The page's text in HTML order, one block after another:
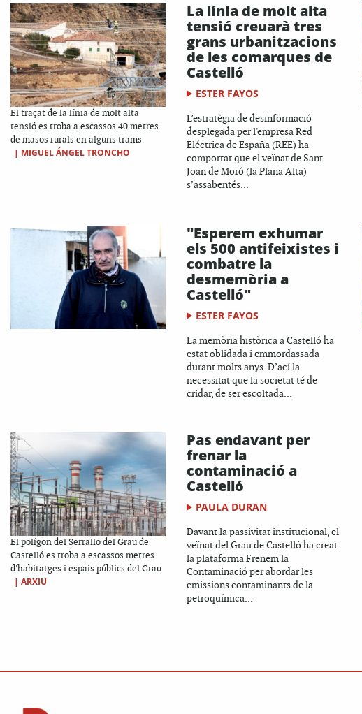
El traçat de la línia de molt alta
tensió es troba a escassos 40 metres
de masos rurals en alguns trams
| MIGUEL ÁNGEL TRONCHO
La línia de molt alta
tensió creuarà tres
grans urbanitzacions
de les comarques de
Castelló
ESTER FAYOS
L’estratègia de desinformació
desplegada per l'empresa Red
Eléctrica de España (REE) ha
comportat que el veïnat de Sant
Joan de Moró (la Plana Alta)
s’assabentés...
"Esperem exhumar
els 500 antifeixistes i
combatre la
desmemòria a
Castelló"
ESTER FAYOS
La memòria històrica a Castelló ha
estat oblidada i emmordassada
durant molts anys. D’ací la
necessitat que la societat té de
cridar, de ser escoltada...
El polígon del Serrallo del Grau de
Castelló es troba a escassos metres
d'habitatges i espais públics del Grau
| ARXIU
Pas endavant per
frenar la
contaminació a
Castelló
PAULA DURAN
Davant la passivitat institucional, el
veïnat del Grau de Castelló ha creat
la plataforma Frenem la
Contaminació per abordar les
emissions contaminants de la
petroquímica...